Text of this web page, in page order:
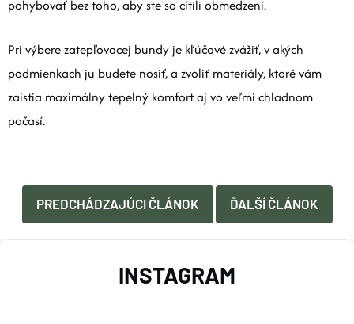
pohybovať bez toho, aby ste sa cítili obmedzení.
Pri výbere zatepľovacej bundy je kľúčové zvážiť, v akých
podmienkach ju budete nosiť, a zvoliť materiály, ktoré vám
zaistia maximálny tepelný komfort aj vo veľmi chladnom
počasí.
PREDCHÁDZAJÚCI ČLÁNOK ĎALŠÍ ČLÁNOK
INSTAGRAM